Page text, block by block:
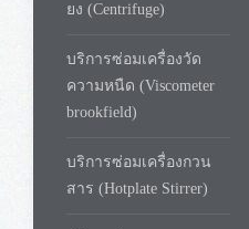
ยง (Centrifuge)
บริการซ่อมเครื่องวัด
ความหนืด (Viscometer
brookfield)
บริการซ่อมเครื่องกวน
สาร (Hotplate Stirrer)